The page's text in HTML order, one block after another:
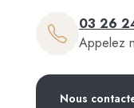
03 26
Appelez
Nous